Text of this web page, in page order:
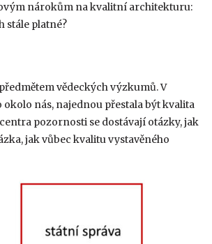
nárokům na kvalitní architekturu:
stále platné?
vědeckých výzkumů. V
nás, najednou přestala být kvalita
pozornosti se dostávají otázky, jak
jak vůbec kvalitu vystavěného